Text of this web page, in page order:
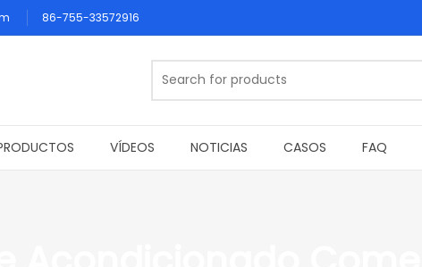
86-755-33572916
VÍDEOS NOTICIAS CASOS FAQ